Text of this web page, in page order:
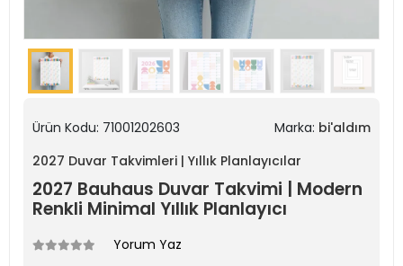
Ürün Kodu: 71001202603 Marka: bi'aldım
2027 Duvar Takvimleri | Yıllık Planlayıcılar
2027 Bauhaus Duvar Takvimi | Modern
Renkli Minimal Yıllık Planlayıcı
Yorum Yaz